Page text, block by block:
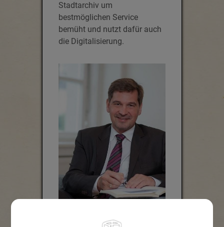
Stadtarchiv um
bestmöglichen Service
bemüht und nutzt dafür auch
die Digitalisierung.